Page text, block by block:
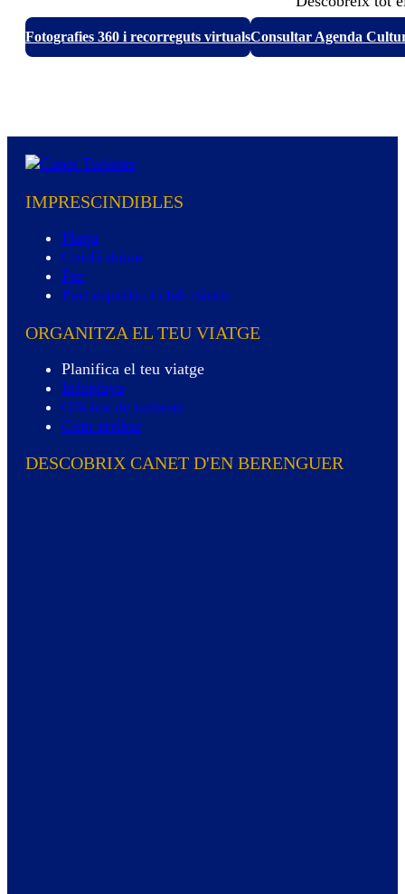
Fotografies 360 i recorreguts virtualsConsultar Agenda
IMPRESCINDIBLES
Platja
Cordó dunar
Far
Port esportiu i club nàutic
ORGANITZA EL TEU VIATGE
Planifica el teu viatge
Infoplaya
Oficina de turisme
Com arribar
DESCOBRIX CANET D'EN BERENGUER